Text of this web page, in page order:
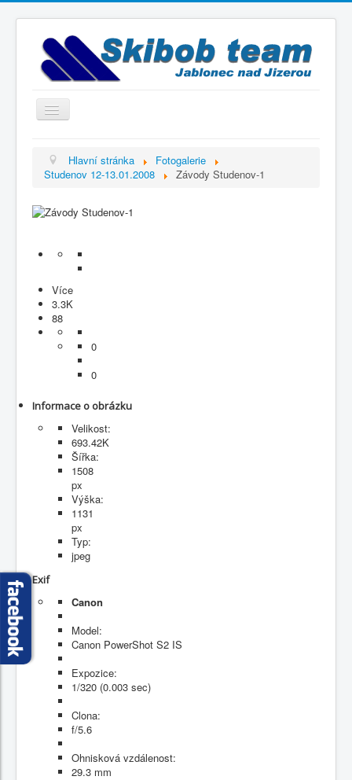
Přepnout
navigaci
Historie
Kontakty
Výsledky
Videogalerie
Fotogalerie
Hlavní stránka
Fotogalerie
Studenov 12-13.01.2008
Závody Studenov-1
Více
3.3K
88
0
0
Informace o obrázku
Velikost:
693.42K
Šířka:
1508
px
Výška:
1131
px
Typ:
jpeg
Exif
Canon
Model:
Canon PowerShot S2 IS
Expozice:
1/320 (0.003 sec)
Clona:
f/5.6
Ohnisková vzdálenost:
29.3 mm